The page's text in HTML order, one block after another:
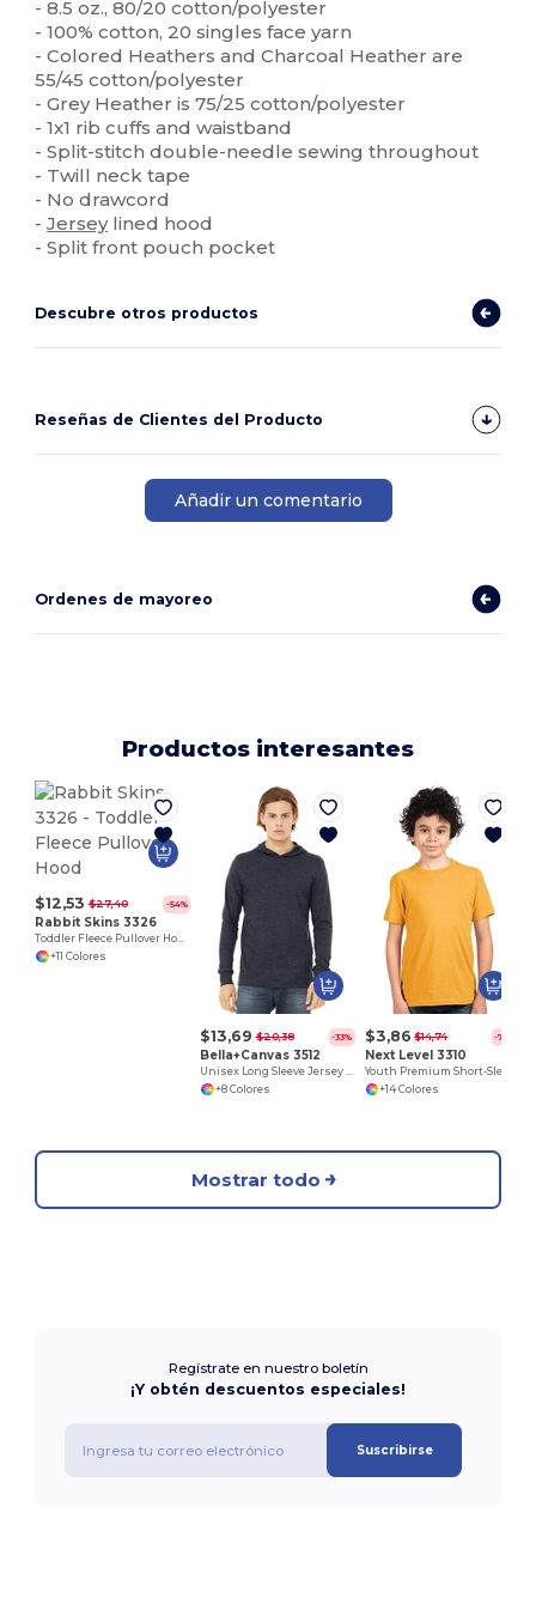
- 8.5 oz., 80/20 cotton/polyester
- 100% cotton, 20 singles face yarn
- Colored Heathers and Charcoal Heather are
55/45 cotton/polyester
- Grey Heather is 75/25 cotton/polyester
- 1x1 rib cuffs and waistband
- Split-stitch double-needle sewing throughout
- Twill neck tape
- No drawcord
-Jerseylined hood
- Split front pouch pocket
Descubre otros productos
Reseñas de Clientes del Producto
Añadir un comentario
Ordenes de mayoreo
Productos interesantes
$12,53 $27,40 -54%
Rabbit Skins 3326
Toddler Fleece Pullover Hood
+11 Colores
$13,69 $20,38 -33%
Bella+Canvas 3512
Unisex Long Sleeve Jersey Hooded T-Shirt
+8 Colores
$3,86 $14,74 -74%
Next Level 3310
+14 Colores
Mostrar todo
Regístrate en nuestro boletín
¡Y obtén descuentos especiales!
Suscribirse